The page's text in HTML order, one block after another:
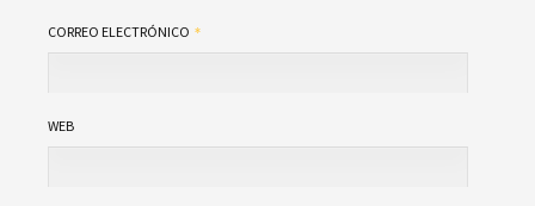
CORREO ELECTRÓNICO
WEB